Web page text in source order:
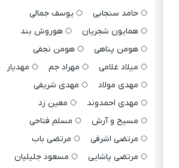
حامد سنجابی
یوسف جمالی
همایون شجریان
هوروش بند
هومن پناهی
هومن نجفی
میلاد غلامی
مهراد جم
مهدیار
مهدی مولاد
مهدی شریفی
مهدی احمدوند
معین زد
مسیح و آرش
مسلم فتاحی
مرتضی اشرفی
مرتضی باب
مرتضی پاشایی
مسعود جلیلیان